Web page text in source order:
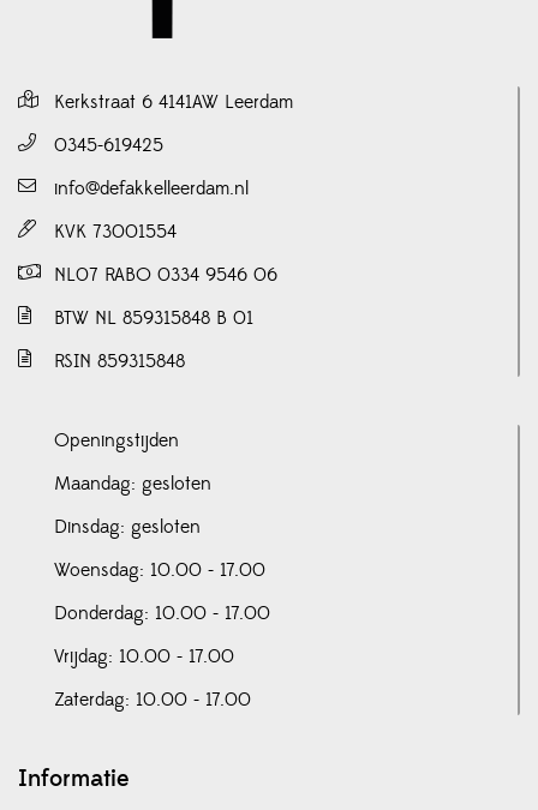
Kerkstraat 6 4141AW Leerdam
0345-619425
info@defakkelleerdam.nl
KVK 73001554
NL07 RABO 0334 9546 06
BTW NL 859315848 B 01
RSIN 859315848
Openingstijden
Maandag: gesloten
Dinsdag: gesloten
Woensdag: 10.00 - 17.00
Donderdag: 10.00 - 17.00
Vrijdag: 10.00 - 17.00
Zaterdag: 10.00 - 17.00
Informatie